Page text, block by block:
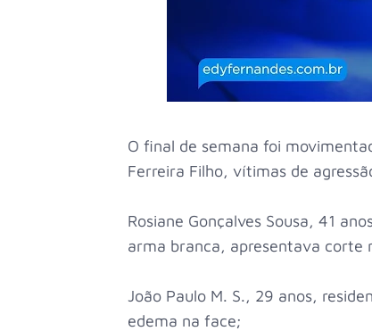
O final de semana foi
Ferreira Filho, vítimas de
Rosiane Gonçalves Sousa, 41
arma branca, apresentava corte
João Paulo M. S., 29 anos,
edema na face;